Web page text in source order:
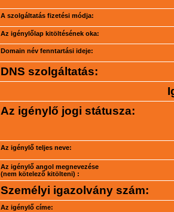
A szolgáltatás fizetési módja:
Az igénylőlap kitöltésének oka:
Domain név fenntartási ideje:
DNS szolgáltatás:
Az igénylő jogi státusza:
Az igénylő teljes neve:
Az igénylő angol megnevezése
(nem kötelező kitölteni) :
Személyi igazolvány szám:
Az igénylő címe: